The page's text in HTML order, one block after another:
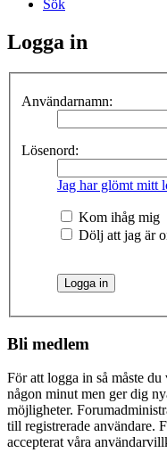
Sök
Logga in
Användarnamn:
Lösenord:
Jag har glömt mitt
Kom ihåg mig
Dölj att jag är
Bli medlem
För att logga in så måste
någon minut men ger dig
möjligheter.
till registrerade användare.
accepterat våra